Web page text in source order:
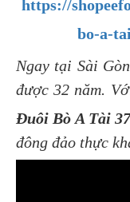
https://
bo-a-
Ngay tại Sài
được 32 năm.
Đuôi Bò A Tài
đông đảo thực